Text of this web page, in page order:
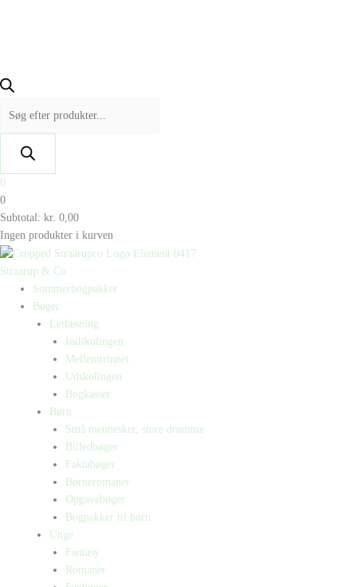
0
0
Subtotal: kr. 0,00
Ingen produkter i kurven
Straarup & Co
Sommerbogpakker
Bøger
Letlæsning
Indskolingen
Mellemtrinnet
Udskolingen
Bogkasser
Børn
Små mennesker, store drømme
Billedbøger
Faktabøger
Børneromaner
Opgavebøger
Bogpakker til børn
Unge
Fantasy
Romaner